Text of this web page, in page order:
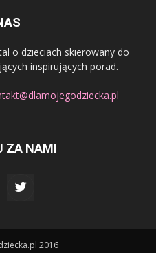
o dzieciach skierowany do
inspirujących porad.
ZA NAMI
2016